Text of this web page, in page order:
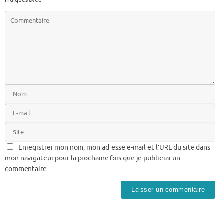
Enregistrer mon nom, mon adresse e-mail et l’URL du site dans
mon navigateur pour la prochaine fois que je publierai un
commentaire.